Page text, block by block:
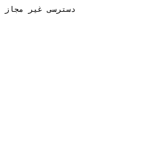
دسترسی غیر مجاز